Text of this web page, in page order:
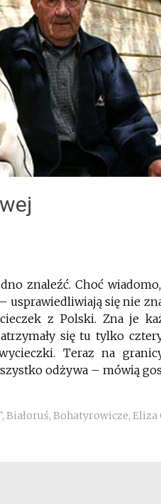
znaleźć. Choć
usprawiedliwiają się nie
z Polski. Zna je
się tu tylko
Teraz na
odżywa – mówią
, Białoruś, Bohatyrowicze, Eliza